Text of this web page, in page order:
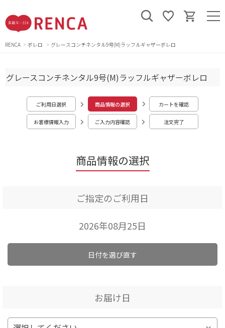
RENCA ボレロ グレースコンチネンタル9号(M)ラッフルギャザーボレロ
商品情報の選択
グレースコンチネンタル9号(M)ラッフルギャザーボレロ
ご利用日選択 商品情報の選択 カートを確認
お客様情報入力 ご入力内容確認 注文完了
ご指定のご利用日
2026年08月25日
日付を選び直す
お届け日